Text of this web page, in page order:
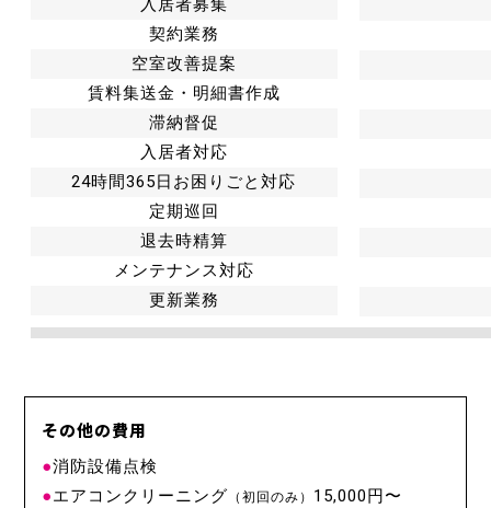
入居者募集
契約業務
空室改善提案
賃料集送金・明細書作成
滞納督促
入居者対応
24時間365日お困りごと対応
定期巡回
退去時精算
メンテナンス対応
更新業務
その他の費用
●消防設備点検
●エアコンクリーニング （初回のみ） 15,000円〜